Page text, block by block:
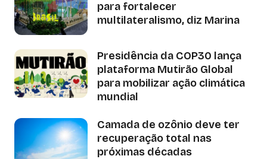
para fortalecer
multilateralismo, diz Marina
Presidência da COP30 lança
plataforma Mutirão Global
para mobilizar ação climática
mundial
Camada de ozônio deve ter
recuperação total nas
próximas décadas